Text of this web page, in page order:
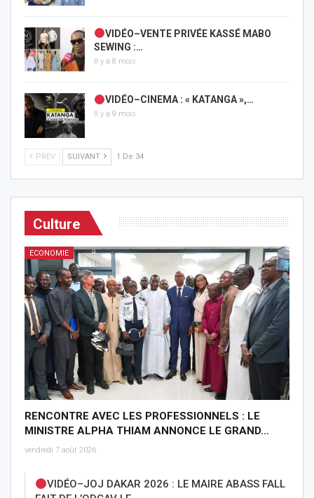
VIDÉO–VENTE PRIVÉE KASSÉ MABO
SEWING :…
Il y a 8 mois
VIDÉO–CINEMA : « KATANGA »,…
Il y a 9 mois
PREV SUIVANT 1 De 34
Culture
ECONOMIE
RENCONTRE AVEC LES PROFESSIONNELS : LE
MINISTRE ALPHA THIAM ANNONCE LE GRAND…
vendredi 7 août 2026
VIDÉO–JOJ DAKAR 2026 : LE MAIRE ABASS FALL